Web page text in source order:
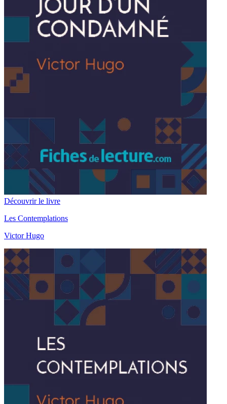
Découvrir le livre
Les Contemplations
Victor Hugo